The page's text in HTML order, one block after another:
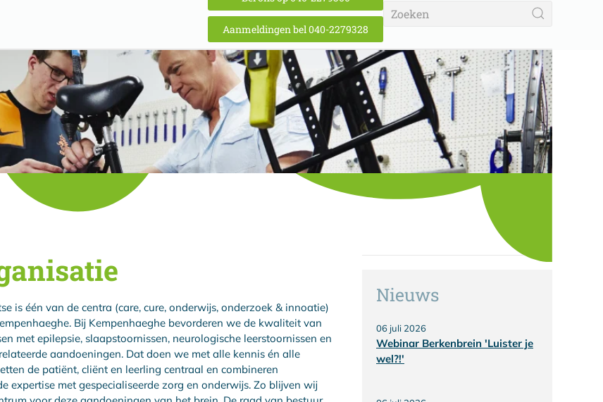
Aanmeldingen bel 040-2279328
is één van de centra (care, cure, onderwijs, onderzoek & innoatie)
Bij Kempenhaeghe bevorderen we de kwaliteit van
met epilepsie, slaapstoornissen, neurologische leerstoornissen en
aandoeningen. Dat doen we met alle kennis én alle
de patiënt, cliënt en leerling centraal en combineren
expertise met gespecialiseerde zorg en onderwijs. Zo blijven wij
Nieuws
06 juli 2026
Webinar Berkenbrein 'Luister je
wel?!'